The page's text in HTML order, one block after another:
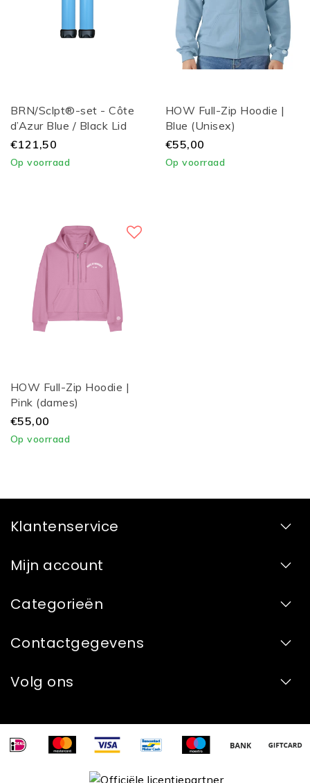
BRN/Sclpt®-set - Côte
d’Azur Blue / Black Lid
€121,50
Op voorraad
HOW Full-Zip Hoodie |
Blue (Unisex)
€55,00
Op voorraad
HOW Full-Zip Hoodie |
Pink (dames)
€55,00
Op voorraad
Klantenservice
Mijn account
Categorieën
Contactgegevens
Volg ons